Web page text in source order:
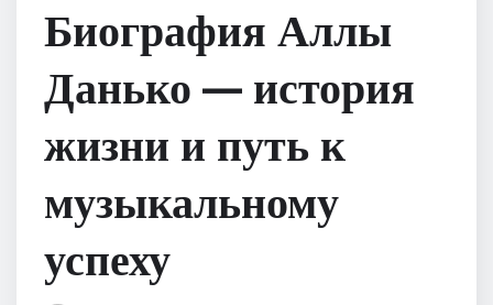
Биография Аллы
Данько — история
жизни и путь к
музыкальному
успеху